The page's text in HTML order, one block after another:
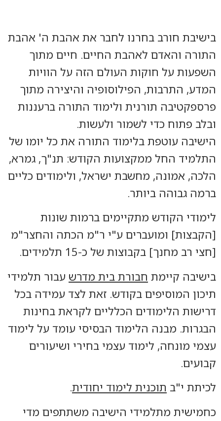
בישיבת חורב בחרנו לחבר את אהבת ה' אהבת
התורה והאדם לאהבת החיים. חיים מתוך
השפעות על חוקות העולם הזה על הוויות
המדע, התרבות, הפילוסופיה והיצירה מתוך
פרספקטיבה תורנית ולימוד התורה ברעננות
ובלב פתוח כדי לשמור ולעשות.
הישיבה עוטפת בלימוד התורה את כל יומו של
התלמיד החל ממקצועות הקודש: תנ"ך, גמרא,
הלכה, אמונה, מחשבת ישראל, ולימודים כליים
ברמה גבוהה ביותר.
לימודי הקודש מתקיימים ברמות שונות
[הקבצות] ומועברים ע"י ר"מ הכתה והחצר"מ
[חצי רב מחנך] בקבוצות של כ-15 תלמידים.
בישיבה קיימת חבורת בית מדרש עבור תלמידי
תיכון המוסיפים בקודש. זאת לצד עמידה בכל
דרישות הלימודים הכלליים לקראת בחינות
הבגרות. מבנה הלימוד הבסיסי עומד על לימוד
עצמי מונחה, לימוד עצמי בחירי ושיעורים
קבועים.
לכיתת י"ב תוכנית לימוד יחודית.
כחמישית מתלמידי הישיבה משתתפים מדי